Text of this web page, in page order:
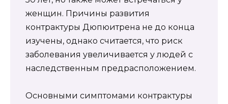
женщин. Причины развития
контрактуры Дюпюитрена не до конца
изучены, однако считается, что риск
заболевания увеличивается у людей с
наследственным предрасположением.
Основными симптомами контрактуры